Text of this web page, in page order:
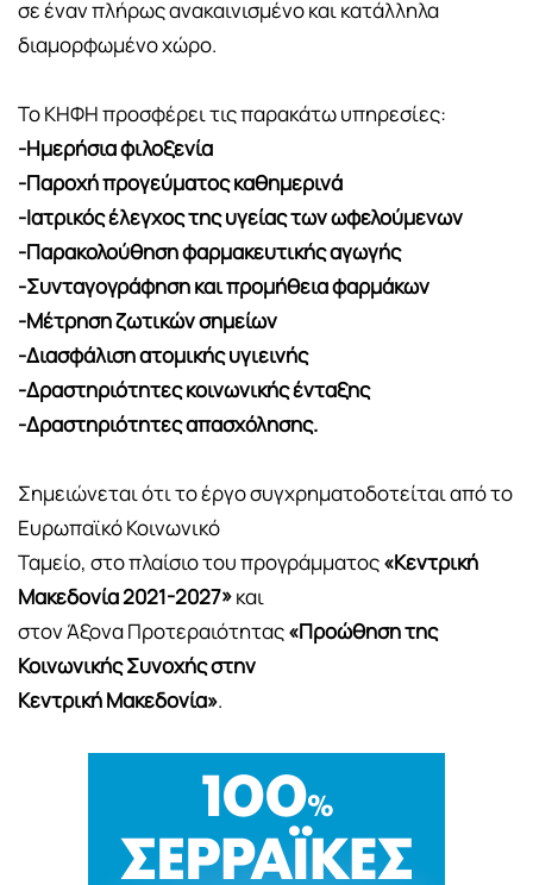
σε έναν πλήρως ανακαινισμένο και κατάλληλα
διαμορφωμένο χώρο.
Το ΚΗΦΗ προσφέρει τις παρακάτω υπηρεσίες:
-Ημερήσια φιλοξενία
-Παροχή προγεύματος καθημερινά
-Ιατρικός έλεγχος της υγείας των ωφελούμενων
-Παρακολούθηση φαρμακευτικής αγωγής
-Συνταγογράφηση και προμήθεια φαρμάκων
-Μέτρηση ζωτικών σημείων
-Διασφάλιση ατομικής υγιεινής
-Δραστηριότητες κοινωνικής ένταξης
-Δραστηριότητες απασχόλησης.
Σημειώνεται ότι το έργο συγχρηματοδοτείται από το
Ευρωπαϊκό Κοινωνικό
Ταμείο, στο πλαίσιο του προγράμματος«Κεντρική
Μακεδονία 2021-2027»και
στον Άξονα Προτεραιότητας«Προώθηση της
Κοινωνικής Συνοχής στην
Κεντρική Μακεδονία».